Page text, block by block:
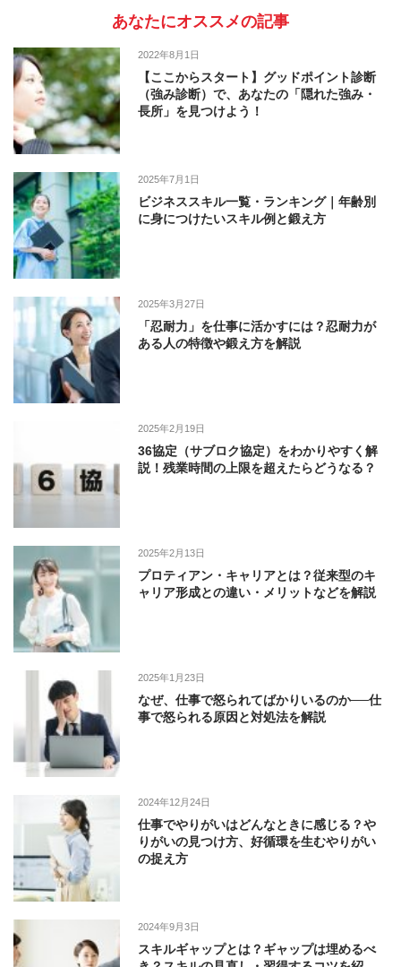
あなたにオススメの記事
2022年8月1日
【ここからスタート】グッドポイント診断
（強み診断）で、あなたの「隠れた強み・
長所」を見つけよう！
2025年7月1日
ビジネススキル一覧・ランキング｜年齢別
に身につけたいスキル例と鍛え方
2025年3月27日
「忍耐力」を仕事に活かすには？忍耐力が
ある人の特徴や鍛え方を解説
2025年2月19日
36協定（サブロク協定）をわかりやすく解
説！残業時間の上限を超えたらどうなる？
2025年2月13日
プロティアン・キャリアとは？従来型のキ
ャリア形成との違い・メリットなどを解説
2025年1月23日
なぜ、仕事で怒られてばかりいるのか──仕
事で怒られる原因と対処法を解説
2024年12月24日
仕事でやりがいはどんなときに感じる？や
りがいの見つけ方、好循環を生むやりがい
の捉え方
2024年9月3日
スキルギャップとは？ギャップは埋めるべ